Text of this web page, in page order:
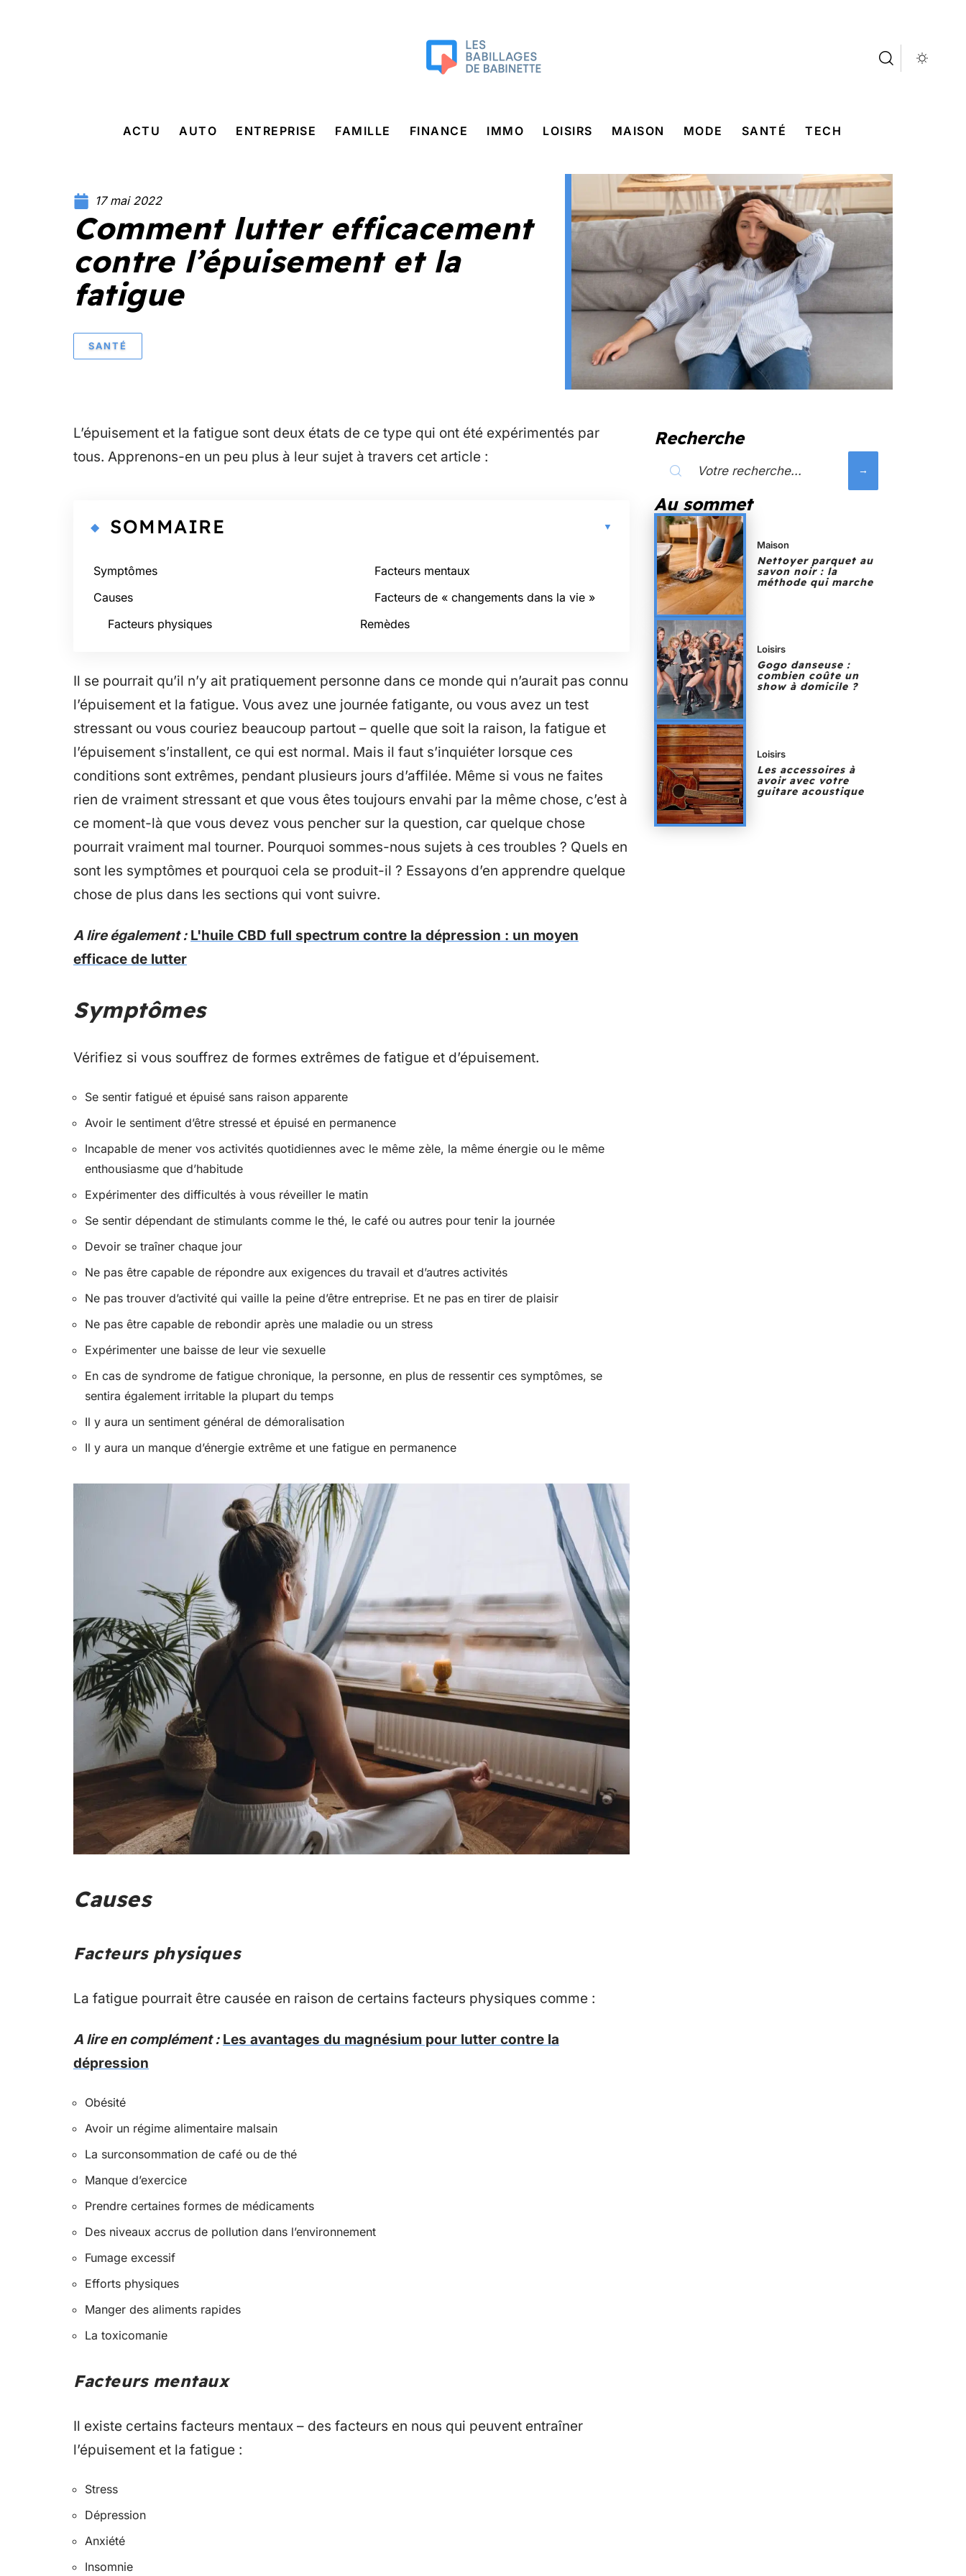
ACTU AUTO ENTREPRISE FAMILLE FINANCE IMMO LOISIRS MAISON MODE SANTÉ TECH
17 mai 2022
Comment lutter efficacement
contre l’épuisement et la
fatigue
SANTÉ
L’épuisement et la fatigue sont deux états de ce type qui ont été expérimentés par
tous. Apprenons-en un peu plus à leur sujet à travers cet article :
SOMMAIRE
Symptômes
Causes
Facteurs physiques
Facteurs mentaux
Facteurs de « changements dans la vie »
Remèdes
Il se pourrait qu’il n’y ait pratiquement personne dans ce monde qui n’aurait pas connu
l’épuisement et la fatigue. Vous avez une journée fatigante, ou vous avez un test
stressant ou vous couriez beaucoup partout – quelle que soit la raison, la fatigue et
l’épuisement s’installent, ce qui est normal. Mais il faut s’inquiéter lorsque ces
conditions sont extrêmes, pendant plusieurs jours d’affilée. Même si vous ne faites
rien de vraiment stressant et que vous êtes toujours envahi par la même chose, c’est à
ce moment-là que vous devez vous pencher sur la question, car quelque chose
pourrait vraiment mal tourner. Pourquoi sommes-nous sujets à ces troubles ? Quels en
sont les symptômes et pourquoi cela se produit-il ? Essayons d’en apprendre quelque
chose de plus dans les sections qui vont suivre.
A lire également : L'huile CBD full spectrum contre la dépression : un moyen
efficace de lutter
Symptômes
Vérifiez si vous souffrez de formes extrêmes de fatigue et d’épuisement.
Se sentir fatigué et épuisé sans raison apparente
Avoir le sentiment d’être stressé et épuisé en permanence
Incapable de mener vos activités quotidiennes avec le même zèle, la même énergie ou le même
enthousiasme que d’habitude
Expérimenter des difficultés à vous réveiller le matin
Se sentir dépendant de stimulants comme le thé, le café ou autres pour tenir la journée
Devoir se traîner chaque jour
Ne pas être capable de répondre aux exigences du travail et d’autres activités
Ne pas trouver d’activité qui vaille la peine d’être entreprise. Et ne pas en tirer de plaisir
Ne pas être capable de rebondir après une maladie ou un stress
Expérimenter une baisse de leur vie sexuelle
En cas de syndrome de fatigue chronique, la personne, en plus de ressentir ces symptômes, se
sentira également irritable la plupart du temps
Il y aura un sentiment général de démoralisation
Il y aura un manque d’énergie extrême et une fatigue en permanence
Causes
Facteurs physiques
La fatigue pourrait être causée en raison de certains facteurs physiques comme :
A lire en complément : Les avantages du magnésium pour lutter contre la
dépression
Obésité
Avoir un régime alimentaire malsain
La surconsommation de café ou de thé
Manque d’exercice
Prendre certaines formes de médicaments
Des niveaux accrus de pollution dans l’environnement
Fumage excessif
Efforts physiques
Manger des aliments rapides
La toxicomanie
Facteurs mentaux
Il existe certains facteurs mentaux – des facteurs en nous qui peuvent entraîner
l’épuisement et la fatigue :
Stress
Dépression
Anxiété
Insomnie
Recherche
Au sommet
Maison
Nettoyer parquet au
savon noir : la
méthode qui marche
Loisirs
Gogo danseuse :
combien coûte un
show à domicile ?
Loisirs
Les accessoires à
avoir avec votre
guitare acoustique